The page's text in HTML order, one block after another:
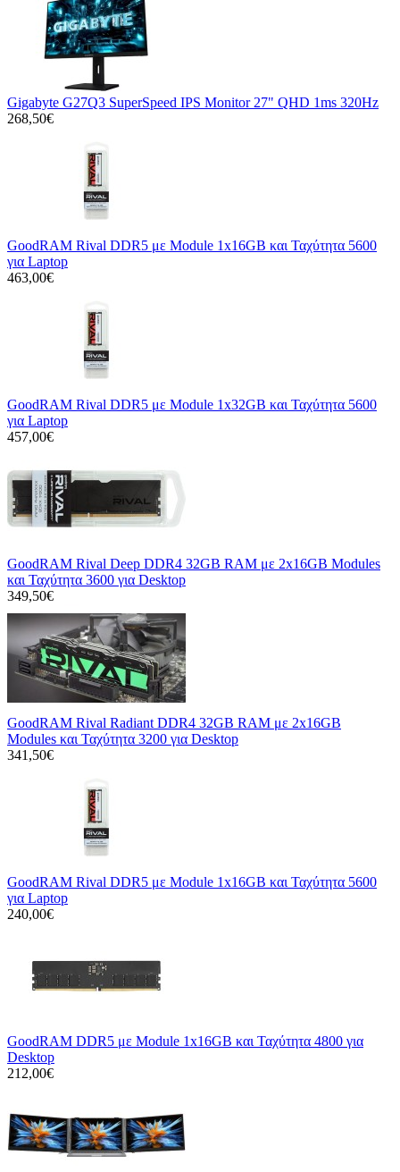
Gigabyte G27Q3 SuperSpeed IPS Monitor 27" QHD 1ms 320Hz
268,50€
GoodRAM Rival DDR5 με Module 1x16GB και Ταχύτητα 5600
για Laptop
463,00€
GoodRAM Rival DDR5 με Module 1x32GB και Ταχύτητα 5600
για Laptop
457,00€
GoodRAM Rival Deep DDR4 32GB RAM με 2x16GB Modules
και Ταχύτητα 3600 για Desktop
349,50€
GoodRAM Rival Radiant DDR4 32GB RAM με 2x16GB
Modules και Ταχύτητα 3200 για Desktop
341,50€
GoodRAM Rival DDR5 με Module 1x16GB και Ταχύτητα 5600
για Laptop
240,00€
GoodRAM DDR5 με Module 1x16GB και Ταχύτητα 4800 για
Desktop
212,00€